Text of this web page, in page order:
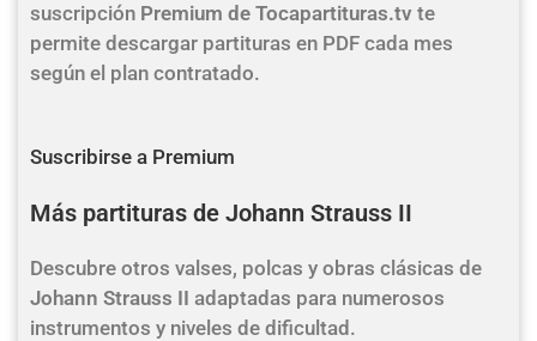
suscripción Premium de Tocapartituras.tv te
permite descargar partituras en PDF cada mes
según el plan contratado.
Suscribirse a Premium
Más partituras de Johann Strauss II
Descubre otros valses, polcas y obras clásicas de
Johann Strauss II adaptadas para numerosos
instrumentos y niveles de dificultad.